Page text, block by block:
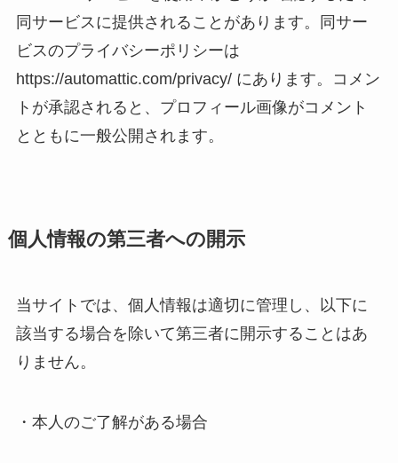
同サービスに提供されることがあります。同サー
ビスのプライバシーポリシーは
https://automattic.com/privacy/ にあります。コメン
トが承認されると、プロフィール画像がコメント
とともに一般公開されます。
個人情報の第三者への開示
当サイトでは、個人情報は適切に管理し、以下に
該当する場合を除いて第三者に開示することはあ
りません。
・本人のご了解がある場合